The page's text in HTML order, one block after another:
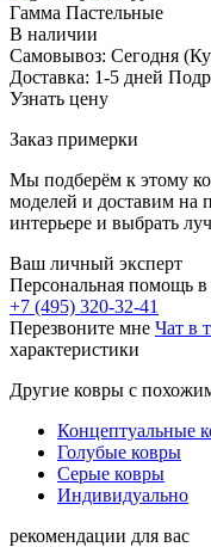
Гамма Пастельные
В наличии
Самовывоз: Сегодня
Доставка: 1-5 дней
Узнать цену
Заказ примерки
Мы подберём к этому
моделей и доставим на
интерьере и выбрать
Ваш личный эксперт
Персональная помощь
+7 (495) 320-32-41
Перезвоните мне Чат в
характеристики
Другие ковры с
Концептуальные
Голубые ковры
Серые ковры
Индивидуально
рекомендации для вас